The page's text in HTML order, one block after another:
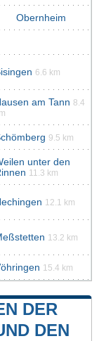
Obernheim
6.6 km
am Tann 8.4
9.5 km
unter den
11.3 km
12.1 km
13.2 km
15.4 km
DER
DEN